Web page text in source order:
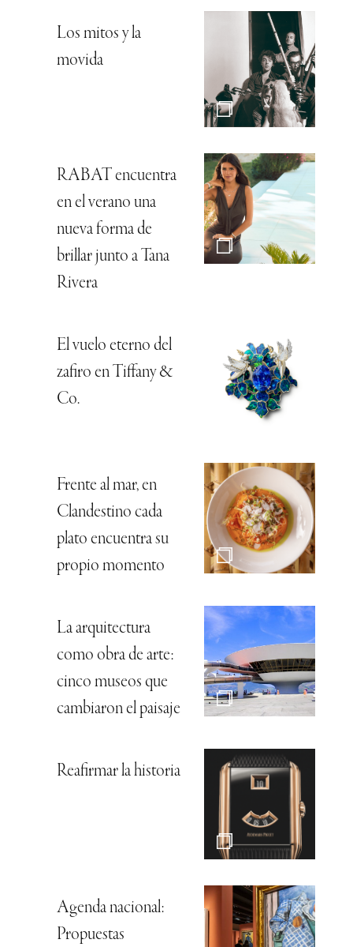
Los mitos y la
movida
RABAT encuentra
en el verano una
nueva forma de
brillar junto a Tana
Rivera
El vuelo eterno del
zafiro en Tiffany &
Co.
Frente al mar, en
Clandestino cada
plato encuentra su
propio momento
La arquitectura
como obra de arte:
cinco museos que
cambiaron el paisaje
Reafirmar la historia
Agenda nacional:
Propuestas